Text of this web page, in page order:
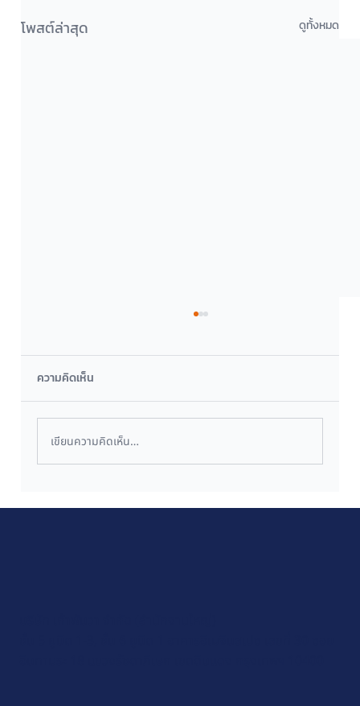
โพสต์ล่าสุด ดูทั้งหมด
มากกว่างานคือความใส่ใจ: เพราะวันเกิดของ
ความคิดเห็น
เขียนความคิดเห็น…